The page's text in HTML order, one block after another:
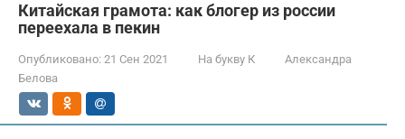
Китайская грамота: как блогер из россии
переехала в пекин
Опубликовано: 21 Сен 2021 На букву К
Александра
Белова